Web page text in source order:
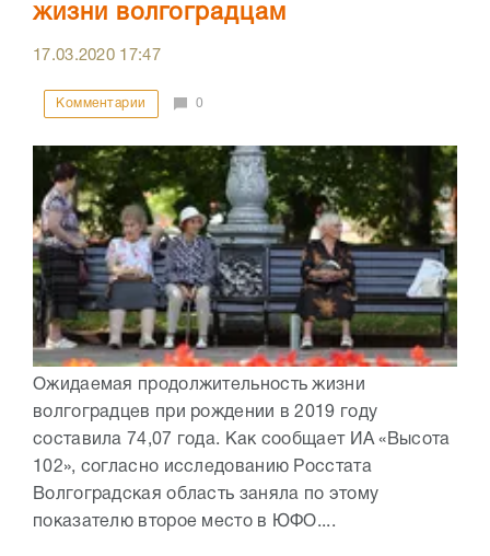
жизни волгоградцам
17.03.2020 17:47
Комментарии 0
Ожидаемая продолжительность жизни
волгоградцев при рождении в 2019 году
составила 74,07 года. Как сообщает ИА «Высота
102», согласно исследованию Росстата
Волгоградская область заняла по этому
показателю второе место в ЮФО....